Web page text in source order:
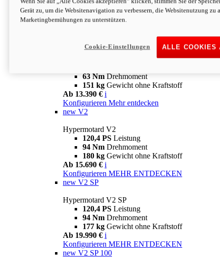
63 NmDrehmoment
151 kgGewicht ohne Kraftstoff
Ab 13.890 € i
63 Nm Drehmoment
151 kg Gewicht ohne Kraftstoff
Ab 13.390 € i
Konfigurieren Mehr entdecken
new V2
Hypermotard V2
120,4 PS Leistung
94 Nm Drehmoment
180 kg Gewicht ohne Kraftstoff
Ab 15.690 € i
Konfigurieren MEHR ENTDECKEN
new V2 SP
Hypermotard V2 SP
120,4 PS Leistung
94 Nm Drehmoment
177 kg Gewicht ohne Kraftstoff
Ab 19.990 € i
Konfigurieren MEHR ENTDECKEN
new V2 SP 100
Gerät zu, um die Websitenavigation zu verbessern, die Websitenutzung zu
Marketingbemühungen zu unterstützen.
ALLE COOKIES
Cookie-Einstellungen